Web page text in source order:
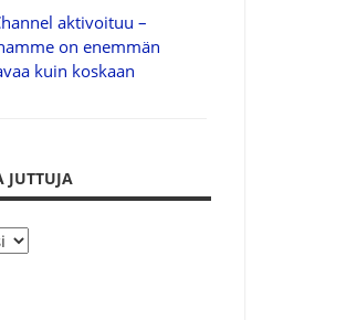
aktivoituu –
on enemmän
kuin koskaan
JUTTUJA